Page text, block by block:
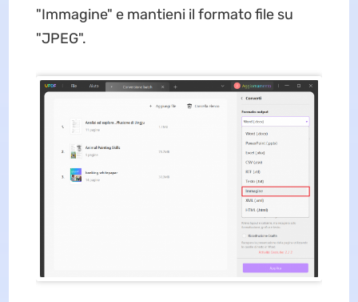
"Immagine" e mantieni il formato file su
"JPEG".